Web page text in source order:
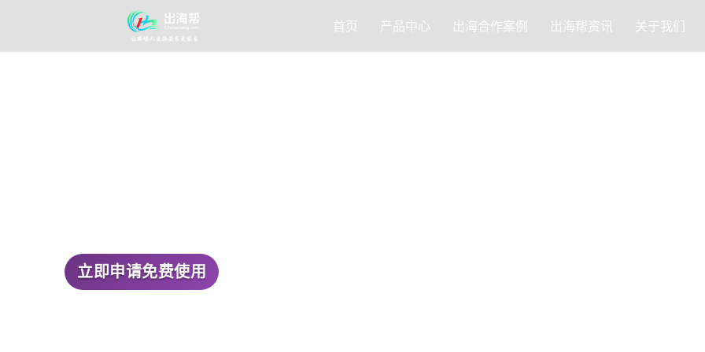
首页 产品中心 出海合作案例 出海帮资讯 关于我们
立即申请免费使用